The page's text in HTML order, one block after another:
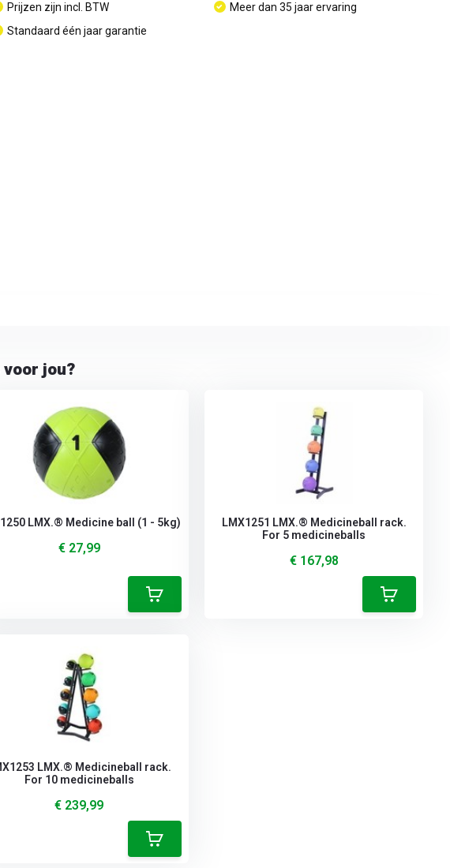
Prijzen zijn incl. BTW
Standaard één jaar garantie
Meer dan 35 jaar ervaring
jou?
LMX.® Medicine ball (1 - 5kg)
€ 27,99
LMX1251 LMX.® Medicineball rack.
For 5 medicineballs
€ 167,98
LMX.® Medicineball rack.
For 10 medicineballs
€ 239,99